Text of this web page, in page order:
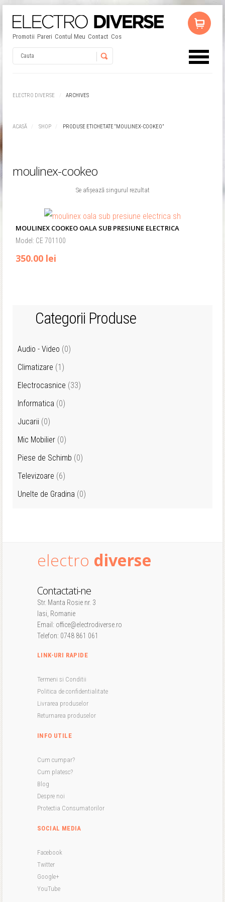
Promotii Pareri Contul Meu Contact Cos
ELECTRO DIVERSE ARCHIVES
ACASĂ SHOP PRODUSE ETICHETATE “MOULINEX-COOKEO”
moulinex-cookeo
Se afișează singurul rezultat
MOULINEX COOKEO OALA SUB PRESIUNE ELECTRICA
Model: CE 701100
350.00 lei
Categorii Produse
Audio - Video (0)
Climatizare (1)
Electrocasnice (33)
Informatica (0)
Jucarii (0)
Mic Mobilier (0)
Piese de Schimb (0)
Televizoare (6)
Unelte de Gradina (0)
electro diverse
Contactati-ne
Str. Manta Rosie nr. 3
Iasi, Romanie
Email: office@electrodiverse.ro
Telefon: 0748 861 061
LINK-URI RAPIDE
Termeni si Conditii
Politica de confidentialitate
Livrarea produselor
Returnarea produselor
INFO UTILE
Cum cumpar?
Cum platesc?
Blog
Despre noi
Protectia Consumatorilor
SOCIAL MEDIA
Facebook
Twitter
Google+
YouTube
Username